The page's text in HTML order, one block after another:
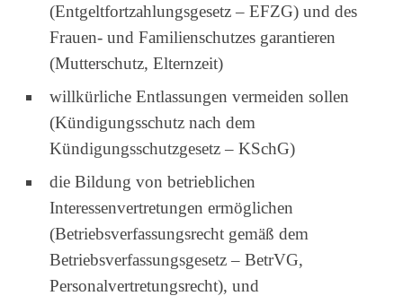
(Entgeltfortzahlungsgesetz – EFZG) und des
Frauen- und Familienschutzes garantieren
(Mutterschutz, Elternzeit)
willkürliche Entlassungen vermeiden sollen
(Kündigungsschutz nach dem
Kündigungsschutzgesetz – KSchG)
die Bildung von betrieblichen
Interessenvertretungen ermöglichen
(Betriebsverfassungsrecht gemäß dem
Betriebsverfassungsgesetz – BetrVG,
Personalvertretungsrecht), und